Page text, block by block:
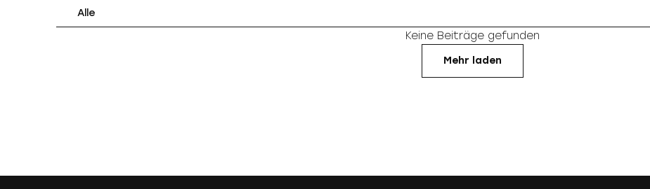
Alle
Keine Beiträge gefunden
Mehr laden